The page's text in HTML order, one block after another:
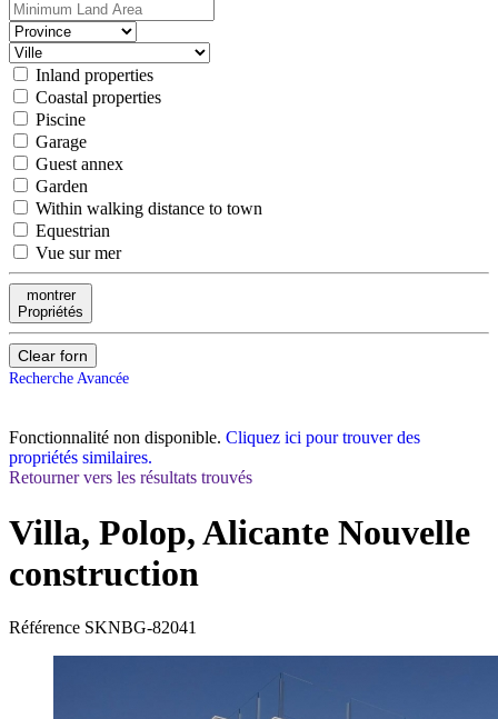
Inland properties
Coastal properties
Piscine
Garage
Guest annex
Garden
Within walking distance to town
Equestrian
Vue sur mer
montrer
Propriétés
Clear forn
Recherche Avancée
Fonctionnalité non disponible. Cliquez ici pour trouver des
propriétés similaires.
Retourner vers les résultats trouvés
Villa, Polop, Alicante Nouvelle
construction
Référence SKNBG-82041